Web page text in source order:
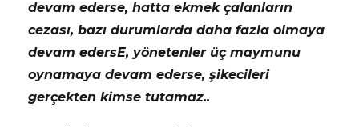
devam ederse, hatta ekmek çalanların
cezası, bazı durumlarda daha fazla olmaya
devam edersE, yönetenler üç maymunu
oynamaya devam ederse, şikecileri
gerçekten kimse tutamaz..